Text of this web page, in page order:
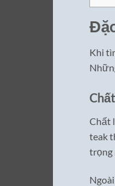
Khi
Chất
teak
trọng